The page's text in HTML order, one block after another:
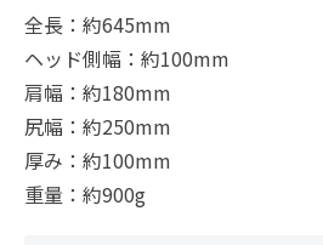
全長：約645mm
ヘッド側幅：約100mm
肩幅：約180mm
尻幅：約250mm
厚み：約100mm
重量：約900g